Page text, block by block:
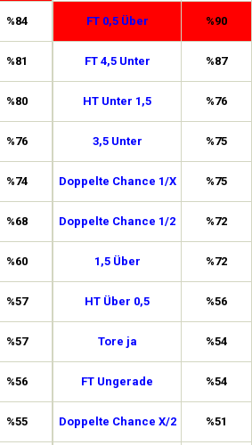
%84
%81
%80
%76
%74
%68
%60
%57
%57
%56
%55
FT 0,5 Über %90
FT 4,5 Unter %87
HT Unter 1,5 %76
3,5 Unter %75
Doppelte Chance 1/X %75
Doppelte Chance 1/2 %72
1,5 Über %72
HT Über 0,5 %56
Tore ja %54
FT Ungerade %54
Doppelte Chance X/2 %51